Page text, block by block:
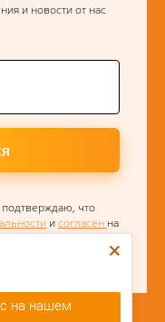
и новости от нас
что
исогласен на
данных
на нашем